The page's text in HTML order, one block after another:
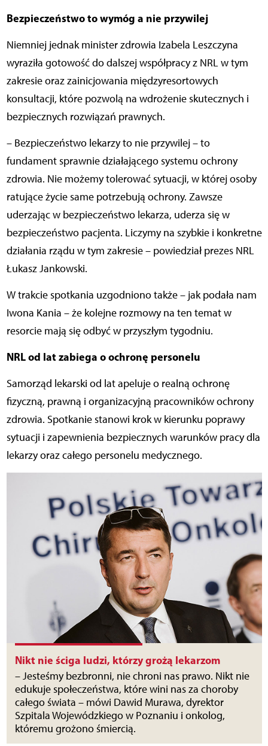
Bezpieczeństwo to wymóg a nie przywilej
Niemniej jednak minister zdrowia Izabela Leszczyna
wyraziła gotowość do dalszej współpracy z NRL w tym
zakresie oraz zainicjowania międzyresortowych
konsultacji, które pozwolą na wdrożenie skutecznych i
bezpiecznych rozwiązań prawnych.
– Bezpieczeństwo lekarzy to nie przywilej – to
fundament sprawnie działającego systemu ochrony
zdrowia. Nie możemy tolerować sytuacji, w której osoby
ratujące życie same potrzebują ochrony. Zawsze
uderzając w bezpieczeństwo lekarza, uderza się w
bezpieczeństwo pacjenta. Liczymy na szybkie i konkretne
działania rządu w tym zakresie – powiedział prezes NRL
Łukasz Jankowski.
W trakcie spotkania uzgodniono także – jak podała nam
Iwona Kania – że kolejne rozmowy na ten temat w
resorcie mają się odbyć w przyszłym tygodniu.
NRL od lat zabiega o ochronę personelu
Samorząd lekarski od lat apeluje o realną ochronę
fizyczną, prawną i organizacyjną pracowników ochrony
zdrowia. Spotkanie stanowi krok w kierunku poprawy
sytuacji i zapewnienia bezpiecznych warunków pracy dla
lekarzy oraz całego personelu medycznego.
Nikt nie ściga ludzi, którzy grożą lekarzom
– Jesteśmy bezbronni, nie chroni nas prawo. Nikt nie
edukuje społeczeństwa, które wini nas za choroby
całego świata – mówi Dawid Murawa, dyrektor
Szpitala Wojewódzkiego w Poznaniu i onkolog,
któremu grożono śmiercią.